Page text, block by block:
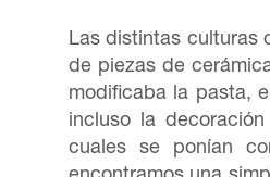
Las distintas culturas
de piezas de
modificaba la pasta,
incluso la
cuales se ponían